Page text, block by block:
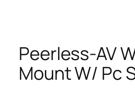
Peerless-AV
Mount W/ Pc